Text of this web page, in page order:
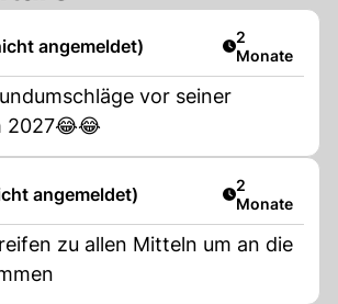
angemeldet) Artikel
2
Monate
vor seiner
2027😂😂
angemeldet) Artikel
2
Monate
zu allen Mitteln um an die